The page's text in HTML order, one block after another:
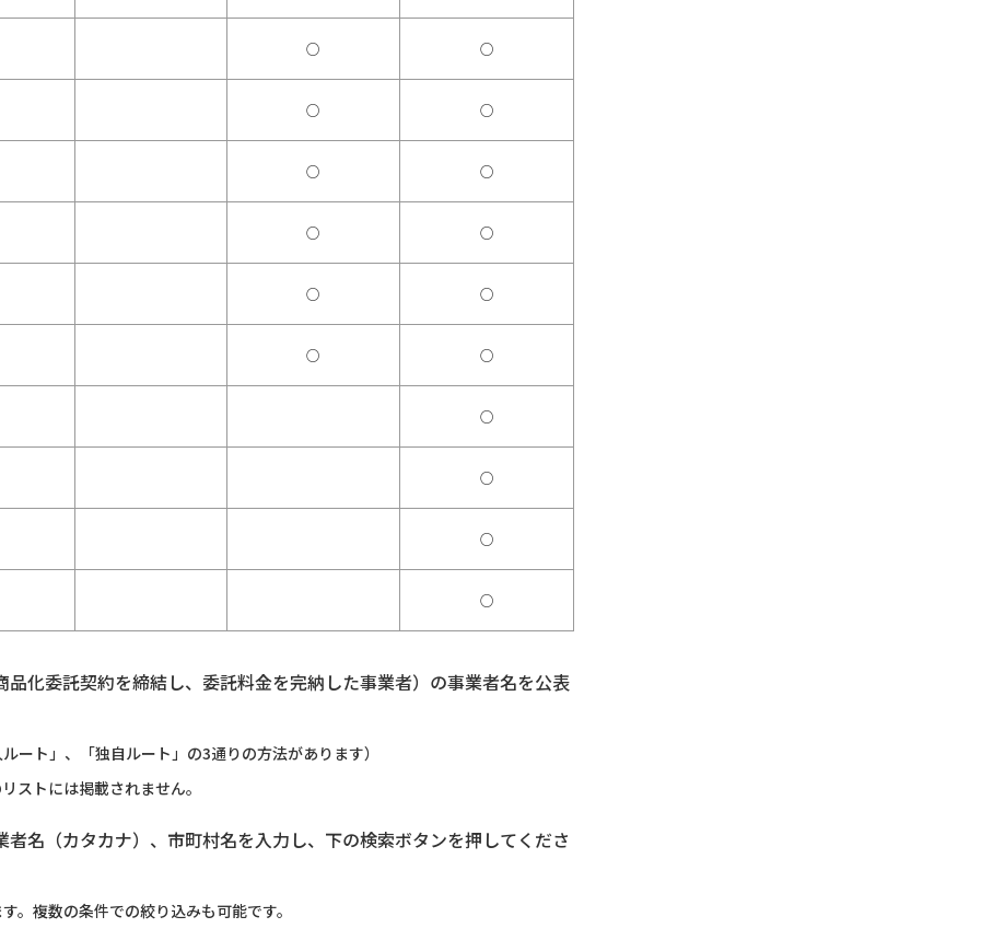
○ ○
○ ○
○ ○
○ ○
○ ○
○ ○
○
○
○
○
品化委託契約を締結し、委託料金を完納した事業者）の事業者名を公表
ート」、「独自ルート」の3通りの方法があります）
ストには掲載されません。
名（カタカナ）、市町村名を入力し、下の検索ボタンを押してくださ
。複数の条件での絞り込みも可能です。